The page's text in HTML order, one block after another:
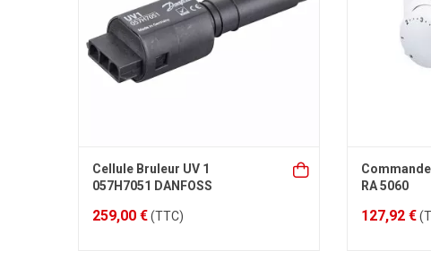
Cellule Bruleur UV 1
057H7051 DANFOSS
259,00 €(TTC)
RA 5060
127,92 €